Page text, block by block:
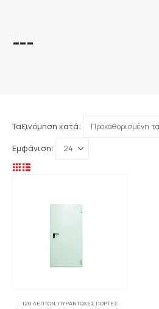
---
Ταξινόμηση κατά:
Εμφάνιση:
120 ΛΕΠΤΏΝ, ΠΥΡΆΝΤΟΧΕΣ ΠΌΡΤΕΣ